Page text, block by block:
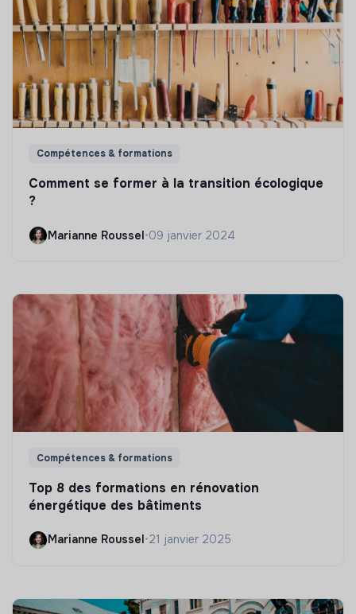
Compétences & formations
Comment se former à la transition écologique
?
Marianne Roussel•09 janvier 2024
Compétences & formations
Top 8 des formations en rénovation
énergétique des bâtiments
Marianne Roussel•21 janvier 2025